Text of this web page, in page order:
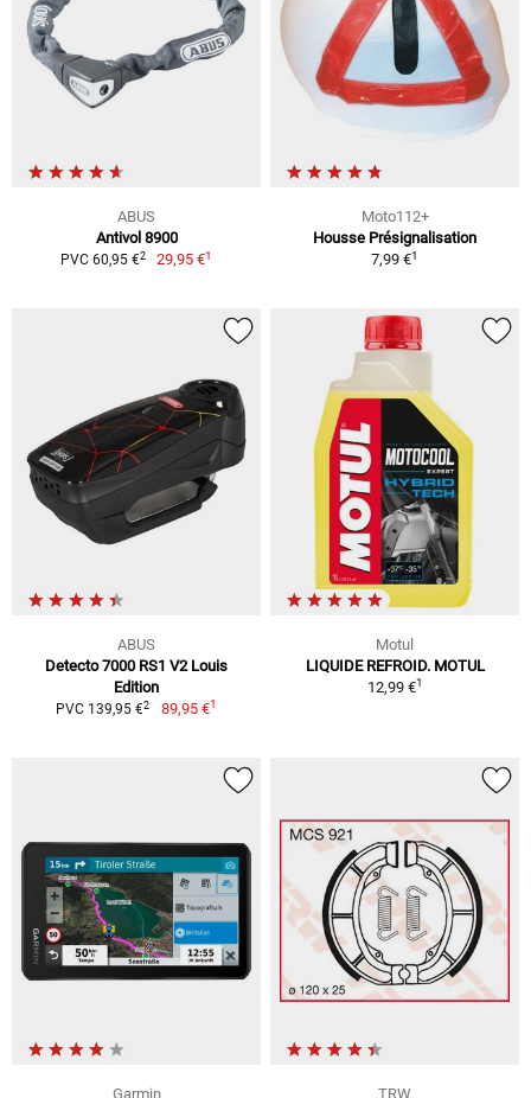
ABUS
Antivol 8900
PVC 60,95 €2 29,95 €1
Moto112+
Housse Présignalisation
7,99 €1
ABUS
Detecto 7000 RS1 V2 Louis
Edition
PVC 139,95 €2 89,95 €1
Motul
LIQUIDE REFROID. MOTUL
12,99 €1
Garmin TRW